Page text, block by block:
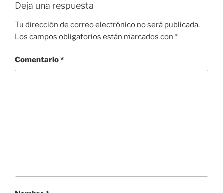
Deja una respuesta
Tu dirección de correo electrónico no será publicada.
Los campos obligatorios están marcados con *
Comentario*